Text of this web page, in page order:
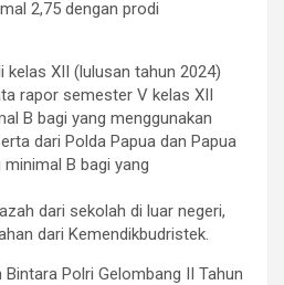
2,75 dengan prodi
kelas XII (lulusan tahun 2024)
rapor semester V kelas XII
B bagi yang menggunakan
dari Polda Papua dan Papua
B bagi yang
dari sekolah di luar negeri,
dari Kemendikbudristek.
Polri Gelombang II Tahun